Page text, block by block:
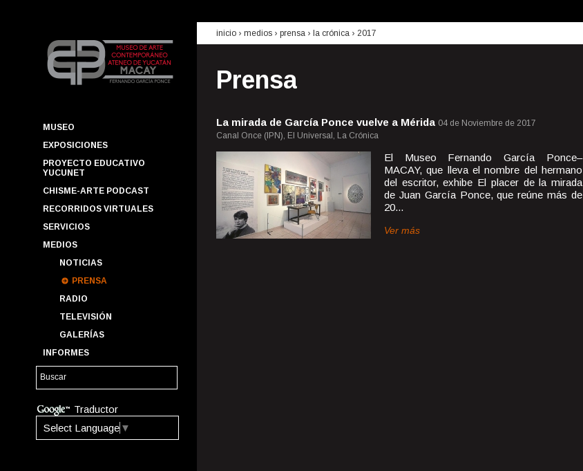
MUSEO
EXPOSICIONES
PROYECTO EDUCATIVO
YUCUNET
CHISME-ARTE PODCAST
RECORRIDOS VIRTUALES
SERVICIOS
MEDIOS
NOTICIAS
PRENSA
RADIO
TELEVISIÓN
GALERÍAS
INFORMES
Traductor
Select Language ▼
inicio › medios › prensa › la crónica › 2017
Prensa
La mirada de García Ponce vuelve a Mérida 04 de Noviembre de 2017
Canal Once (IPN), El Universal, La Crónica
El Museo Fernando García Ponce–
MACAY, que lleva el nombre del hermano
del escritor, exhibe El placer de la mirada
de Juan García Ponce, que reúne más de
20...
Ver más